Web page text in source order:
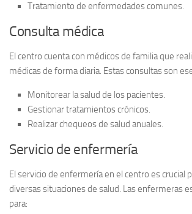
Tratamiento de enfermedades comunes.
Consulta médica
El centro cuenta con médicos de familia que
médicasde forma diaria. Estas consultas son
Monitorear la salud de los pacientes.
Gestionar tratamientos crónicos.
Realizar chequeos de salud anuales.
Servicio de enfermería
El servicio de enfermeríaen el centro es crucial
diversas situaciones de salud. Las enfermeras
para: